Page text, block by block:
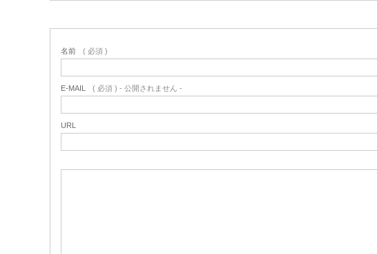
名前 ( 必須 )
E-MAIL ( 必須 ) - 公開されません -
URL